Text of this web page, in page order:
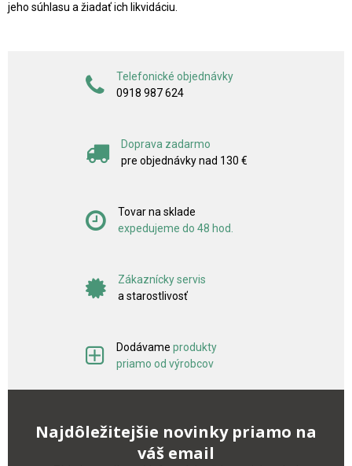
jeho súhlasu a žiadať ich likvidáciu.
Telefonické objednávky
0918 987 624
Doprava zadarmo
pre objednávky nad 130 €
Tovar na sklade
expedujeme do 48 hod.
Zákaznícky servis
a starostlivosť
Dodávame produkty
priamo od výrobcov
Najdôležitejšie novinky priamo na
váš email